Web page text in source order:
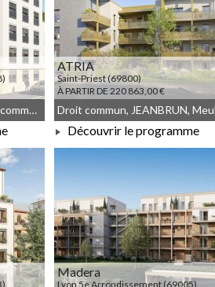
€
Résidence Principale, Droit commun, JEANBRUN, Meublé non géré
ATRIA
Saint-Priest (69800)
À PARTIR DE 220 863,00 €
À PARTIR DE 220 863,00
Découvrir le programme
Madera
Lyon 5e Arrondissement (69005)